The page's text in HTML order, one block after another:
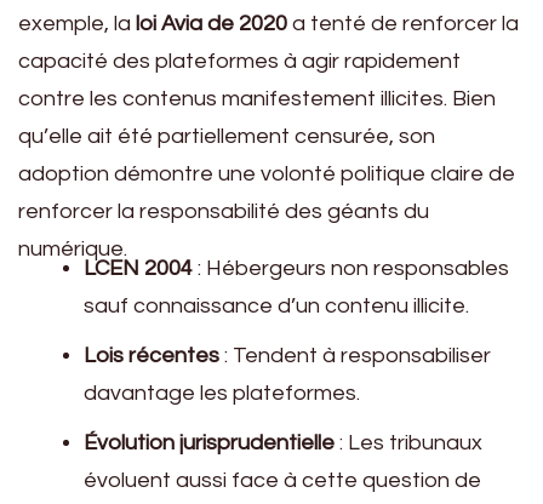
exemple, la loi Avia de 2020 a tenté de renforcer la
capacité des plateformes à agir rapidement
contre les contenus manifestement illicites. Bien
qu’elle ait été partiellement censurée, son
adoption démontre une volonté politique claire de
renforcer la responsabilité des géants du
numérique.
LCEN 2004 : Hébergeurs non responsables
sauf connaissance d’un contenu illicite.
Lois récentes : Tendent à responsabiliser
davantage les plateformes.
Évolution jurisprudentielle : Les tribunaux
évoluent aussi face à cette question de